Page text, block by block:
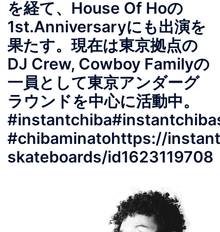
を経て、House Of Hoの
1st.Anniversaryにも出演を
果たす。現在は東京拠点の
DJ Crew, Cowboy Familyの
一員として東京アンダーグ
ラウンドを中心に活動中。
#chibaminatohttps://
skateboards/id1623119708